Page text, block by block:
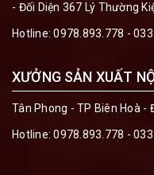
- Đối Diện 367 Lý Thường
Hotline:0978.893.778 -
XƯỞNG SẢN XUẤT
Tân Phong - TP Biên Hoà -
Hotline:0978.893.778 -